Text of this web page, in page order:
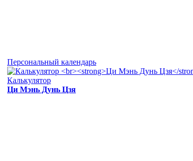
Персональный календарь
Калькулятор
Ци Мэнь Дунь Цзя